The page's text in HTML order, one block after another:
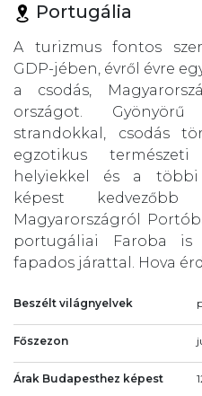
Portugália
A turizmus fontos
GDP-jében, évről évre
a csodás,
országot.
strandokkal, csodás
egzotikus természeti
helyiekkel és a többi
képest kedvezőbb
Magyarországról
portugáliai Faroba is
fapados járattal. Hova
Beszélt világnyelvek
Főszezon
Árak Budapesthez képest